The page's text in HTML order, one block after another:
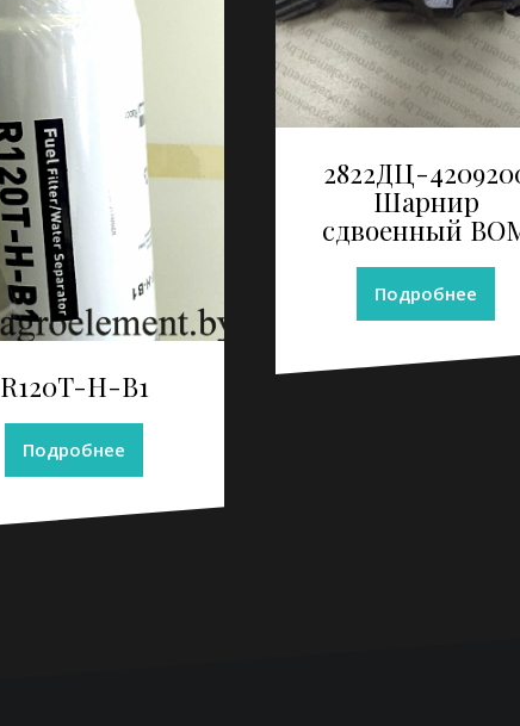
R120T-H-B1
Подробнее
2822ДЦ-
Шарнир
сдвоенный
Подробнее